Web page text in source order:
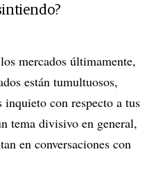
mercados últimamente,
están tumultuosos,
inquieto con respecto a tus
tema divisivo en general,
en conversaciones con